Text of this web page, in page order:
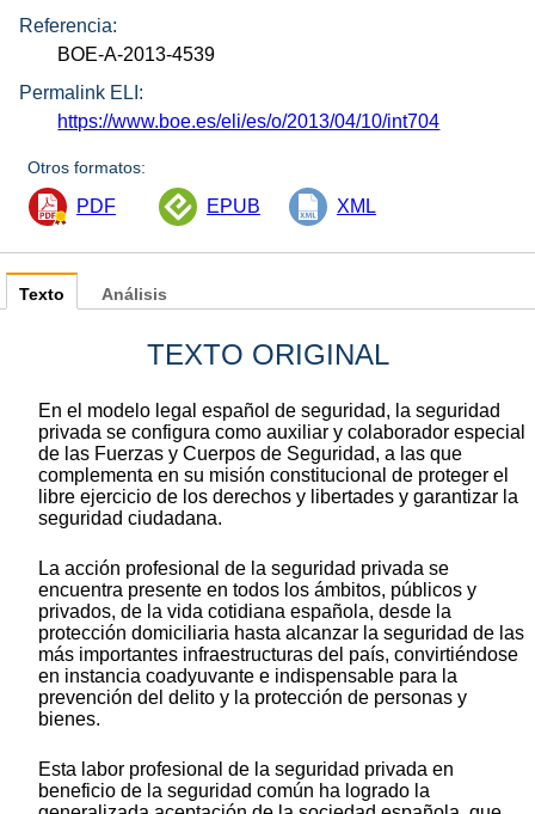
Referencia:
BOE-A-2013-4539
Permalink ELI:
https://www.boe.es/eli/es/o/2013/04/10/int704
Otros formatos:
PDF EPUB XML
Texto
TEXTO ORIGINAL
En el modelo legal español de seguridad, la seguridad
privada se configura como auxiliar y colaborador especial
de las Fuerzas y Cuerpos de Seguridad, a las que
complementa en su misión constitucional de proteger el
libre ejercicio de los derechos y libertades y garantizar la
seguridad ciudadana.
La acción profesional de la seguridad privada se
encuentra presente en todos los ámbitos, públicos y
privados, de la vida cotidiana española, desde la
protección domiciliaria hasta alcanzar la seguridad de las
más importantes infraestructuras del país, convirtiéndose
en instancia coadyuvante e indispensable para la
prevención del delito y la protección de personas y
bienes.
Esta labor profesional de la seguridad privada en
beneficio de la seguridad común ha logrado la
Análisis